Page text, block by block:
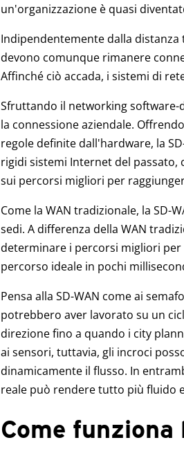
un'organizzazione è quasi
Indipendentemente dalla
devono comunque rimanere
Affinché ciò accada, i sistemi di
Sfruttando il networking software-
la connessione aziendale.
regole definite dall'hardware, la
rigidi sistemi Internet del passato,
sui percorsi migliori per
Come la WAN tradizionale, la SD-
sedi. A differenza della WAN
determinare i percorsi migliori
percorso ideale in pochi
Pensa alla SD-WAN come ai
potrebbero aver lavorato su un
direzione fino a quando i city
ai sensori, tuttavia, gli incroci
dinamicamente il flusso. In
reale può rendere tutto più fluido
Come funziona